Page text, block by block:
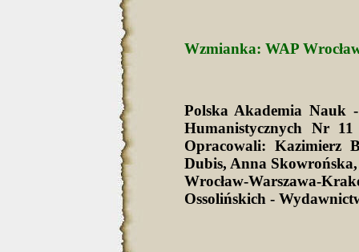
Wzmianka: WAP
Polska Akademia Nauk
Humanistycznych Nr
Opracowali: Kazimierz
Dubis, Anna
Wrocław-Warszawa-
Ossolińskich -